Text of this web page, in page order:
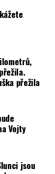
přežila
Vojty
jsou